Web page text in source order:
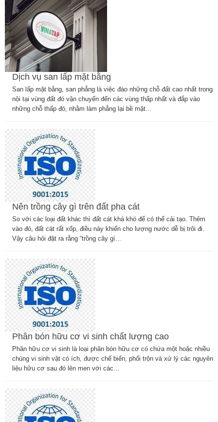
Dịch vụ san lấp mặt bằng
San lấp mặt bằng, san phẳng là việc đào những chỗ đất cao nhất trong
nội tại vùng đất đó vận chuyển đến các vùng thấp nhất và đắp vào
những chỗ thấp đó, nhằm làm phẳng lại bề mặt...
Nên trồng cây gì trên đất pha cát
So với các loại đất khác thì đất cát khá khó để có thể cải tạo. Thêm
vào đó, đất cát rất xốp, điều này khiến cho lượng nước dễ bị trôi đi.
Vậy câu hỏi đặt ra rằng “trồng cây gì...
Phân bón hữu cơ vi sinh chất lượng cao
Phân hữu cơ vi sinh là loại phân bón hữu cơ có chứa một hoặc nhiều
chủng vi sinh vật có ích, được chế biến, phối trộn và xử lý các nguyên
liệu hữu cơ sau đó lên men với các...